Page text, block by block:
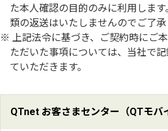
た本人確認の目的のみに利用しま
類の返送はいたしませんのでご了承
上記法令に基づき、ご契約時にご
ただいた事項については、当社で
ていただきます。
QTnet お客さまセンター（QTモバ